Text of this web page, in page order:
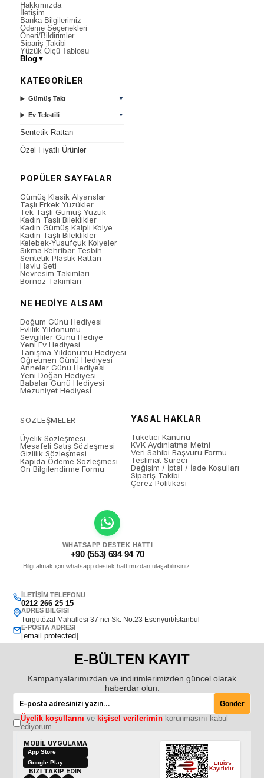
Hakkımızda
İletişim
Banka Bilgilerimiz
Ödeme Seçenekleri
Öneri/Bildirimler
Sipariş Takibi
Yüzük Ölçü Tablosu
Blog ▼
KATEGORİLER
Gümüş Takı ▼
Ev Tekstili ▼
Sentetik Rattan
Özel Fiyatlı Ürünler
POPÜLER SAYFALAR
Gümüş Klasik Alyanslar
Taşlı Erkek Yüzükler
Tek Taşlı Gümüş Yüzük
Kadın Taşlı Bileklikler
Kadın Gümüş Kalpli Kolye
Kadın Taşlı Bileklikler
Kelebek-Yusufçuk Kolyeler
Sıkma Kehribar Tesbih
Sentetik Plastik Rattan
Havlu Seti
Nevresim Takımları
Bornoz Takımları
NE HEDİYE ALSAM
Doğum Günü Hediyesi
Evlilik Yıldönümü
Sevgililer Günü Hediye
Yeni Ev Hediyesi
Tanışma Yıldönümü Hediyesi
Öğretmen Günü Hediyesi
Anneler Günü Hediyesi
Yeni Doğan Hediyesi
Babalar Günü Hediyesi
Mezuniyet Hediyesi
SÖZLEŞMELER
Üyelik Sözleşmesi
Mesafeli Satış Sözleşmesi
Gizlilik Sözleşmesi
Kapıda Ödeme Sözleşmesi
Ön Bilgilendirme Formu
YASAL HAKLAR
Tüketici Kanunu
KVK Aydınlatma Metni
Veri Sahibi Başvuru Formu
Teslimat Süreci
Değişim / İptal / İade Koşulları
Sipariş Takibi
Çerez Politikası
WHATSAPP DESTEK HATTI
+90 (553) 694 94 70
Bilgi almak için whatsapp destek hattımızdan ulaşabilirsiniz.
İLETIŞIM TELEFONU
0212 266 25 15
ADRES BILGISI
Turgutözal Mahallesi 37 nci Sk. No:23 Esenyurt/İstanbul
E-POSTA ADRESI
[email protected]
E-BÜLTEN KAYIT
Kampanyalarımızdan ve indirimlerimizden güncel olarak
haberdar olun.
Gönder
Üyelik koşullarını ve kişisel verileriminkorunmasını kabul
ediyorum.
MOBİL UYGULAMA
App Store
Google Play
BİZİ TAKİP EDİN
ETBİS'e
Kayıtlıdır.